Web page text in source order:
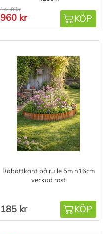
1410 kr
960 kr KÖP
Rabattkant på rulle 5m h16cm
veckad rost
185 kr KÖP